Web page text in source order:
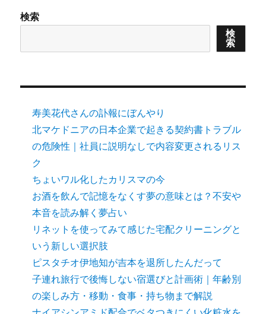
検索
検
索
寿美花代さんの訃報にぼんやり
北マケドニアの日本企業で起きる契約書トラブル
の危険性｜社員に説明なしで内容変更されるリス
ク
ちょいワル化したカリスマの今
お酒を飲んで記憶をなくす夢の意味とは？不安や
本音を読み解く夢占い
リネットを使ってみて感じた宅配クリーニングと
いう新しい選択肢
ピスタチオ伊地知が吉本を退所したんだって
子連れ旅行で後悔しない宿選びと計画術｜年齢別
の楽しみ方・移動・食事・持ち物まで解説